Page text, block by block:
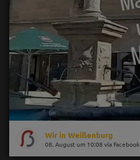
Wir in Weißenburg
08. August um 10:08 via Facebook